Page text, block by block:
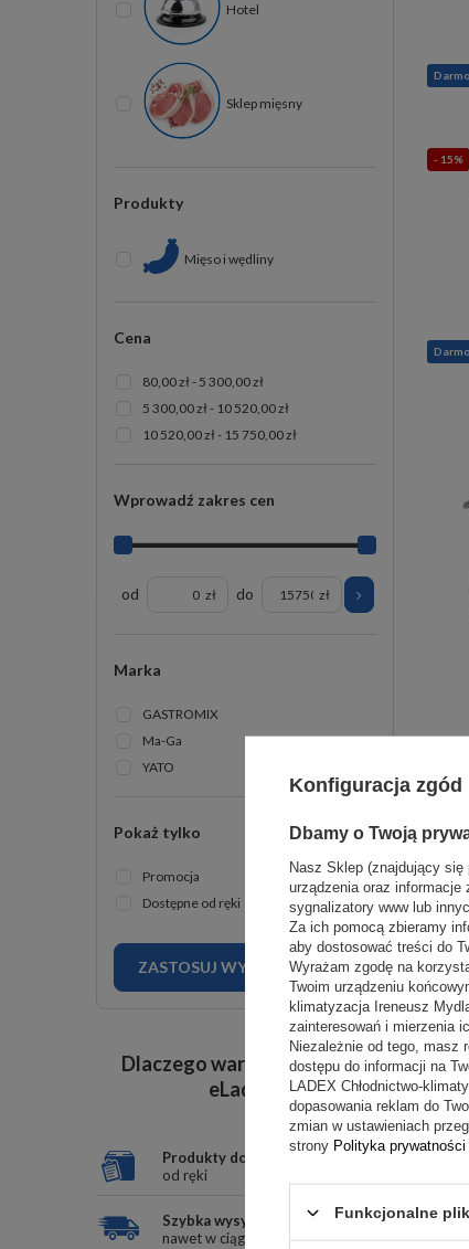
Hotel
Sklep mięsny
Produkty
Mięso i wędliny
Cena
80,00 zł - 5 300,00 zł
5 300,00 zł - 10 520,00 zł
10 520,00 zł - 15 750,00 zł
Wprowadź zakres cen
od zł do zł
Marka
GASTROMIX
Ma-Ga
YATO
Pokaż tylko
Promocja
Dostępne od ręki
ZASTOSUJ WYBRANE FILTRY
Dlaczego warto kupować w
eLadex?
Produkty dostępne
od ręki
Szybka wysyłka
nawet w ciągu 24h
- 15%
Konfiguracja zgód
Dbamy o Twoją
Nasz Sklep (znajdujący się
urządzenia oraz informacje
sygnalizatory www lub
Za ich pomocą zbieramy
aby dostosować treści do
Wyrażam zgodę na
Twoim urządzeniu
klimatyzacja Ireneusz
zainteresowań i mierzenia
Niezależnie od tego, masz
dostępu do informacji na
LADEX Chłodnictwo-
dopasowania reklam do
zmian w ustawieniach
strony Polityka
Funkcjonalne